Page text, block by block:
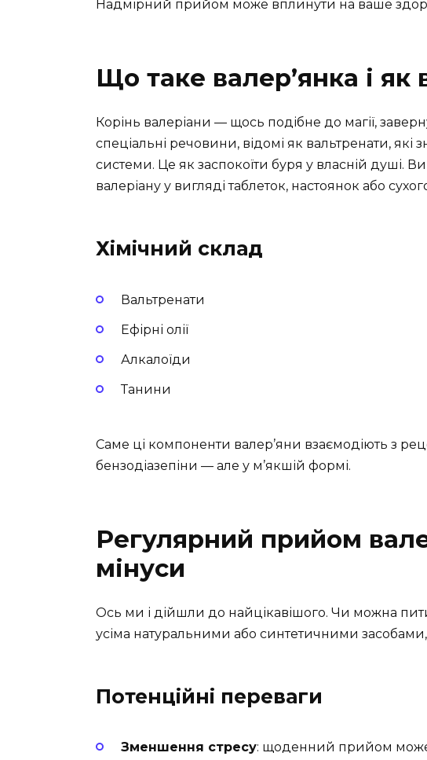
Надмірний прийом може вплинути на ваше
Що таке валер’янка і як
Корінь валеріани — щось подібне до магії,
спеціальні речовини, відомі як вальтренати, які
системи. Це як заспокоїти буря у власній душі.
валеріану у вигляді таблеток, настоянок або
Хімічний склад
Вальтренати
Ефірні олії
Алкалоїди
Танини
Саме ці компоненти валер’яни взаємодіють з
бензодіазепіни — але у м’якшій формі.
Регулярний прийом
мінуси
Ось ми і дійшли до найцікавішого. Чи можна
усіма натуральними або синтетичними засобами,
Потенційні переваги
Зменшення стресу: щоденний прийом може